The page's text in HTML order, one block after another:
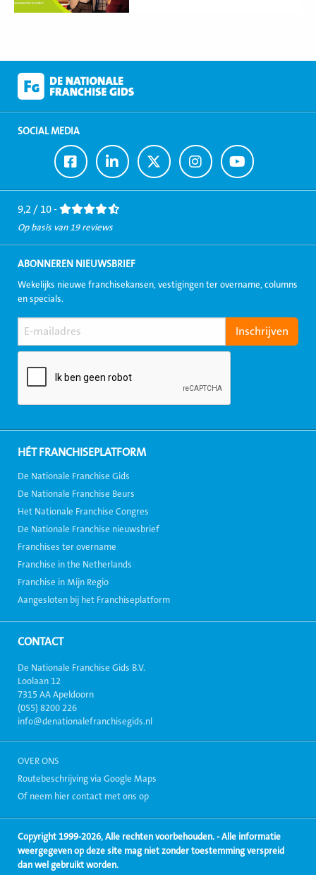
SOCIAL MEDIA
Ga
naar
Facebook
Ga
naar
LinkedIn
Ga
naar
Twitter
Ga
naar
Instagram
Ga
naar
Youtube
9,2 / 10 -
Op basis van 19 reviews
ABONNEREN NIEUWSBRIEF
Wekelijks nieuwe franchisekansen, vestigingen ter overname, columns
en specials.
HÉT FRANCHISEPLATFORM
De Nationale Franchise Gids
De Nationale Franchise Beurs
Het Nationale Franchise Congres
De Nationale Franchise nieuwsbrief
Franchises ter overname
Franchise in the Netherlands
Franchise in Mijn Regio
Aangesloten bij het Franchiseplatform
CONTACT
De Nationale Franchise Gids B.V.
Loolaan 12
7315 AA Apeldoorn
(055) 8200 226
info@denationalefranchisegids.nl
OVER ONS
Routebeschrijving via Google Maps
Of neem hier contact met ons op
Copyright 1999-2026, Alle rechten voorbehouden. - Alle informatie
weergegeven op deze site mag niet zonder toestemming verspreid
dan wel gebruikt worden.